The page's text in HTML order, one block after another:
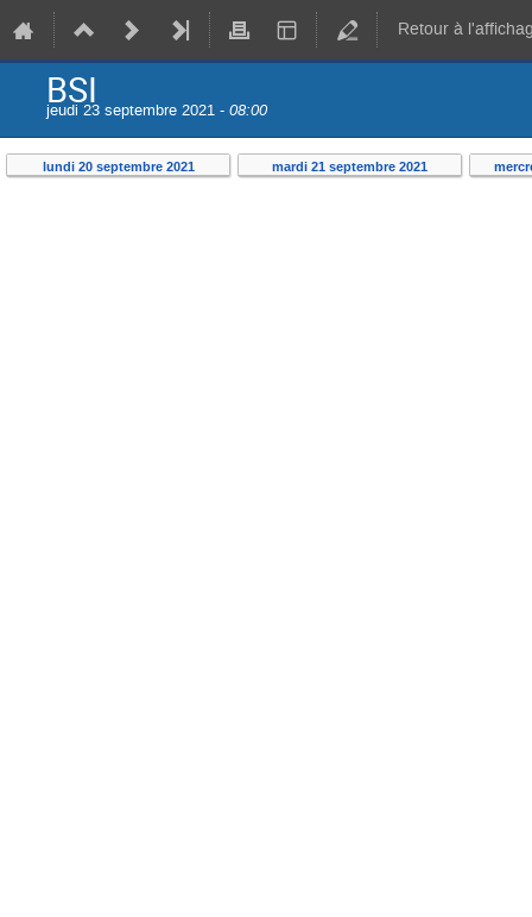
Retour à
BSI
jeudi 23 septembre 2021 - 08:00
lundi 20 septembre 2021 mardi 21 septembre 2021